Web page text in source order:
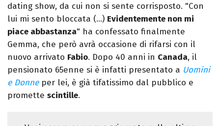
dating show, da cui non si sente corrisposto. "Con
lui mi sento bloccata (…) Evidentemente non mi
piace abbastanza" ha confessato finalmente
Gemma, che però avrà occasione di rifarsi con il
nuovo arrivato Fabio. Dopo 40 anni in Canada, il
pensionato 65enne si è infatti presentato a Uomini
e Donneper lei, è già tifatissimo dal pubblico e
promette scintille.